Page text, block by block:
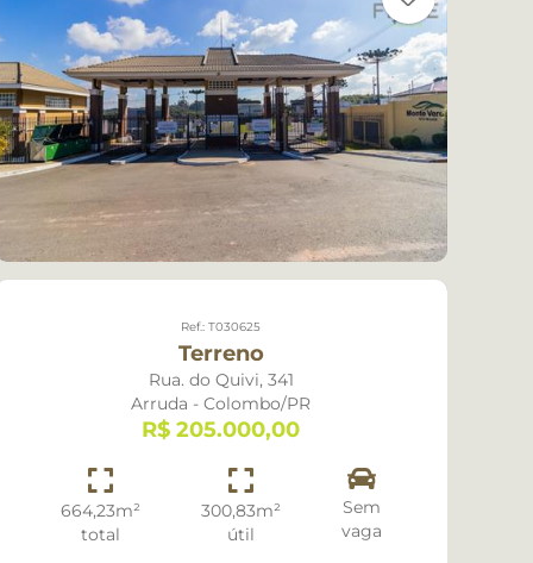
Ref.: T030625
Terreno
Rua. do Quivi, 341
Arruda - Colombo/PR
R$ 205.000,00
664,23m²
total
300,83m²
útil
Sem
vaga